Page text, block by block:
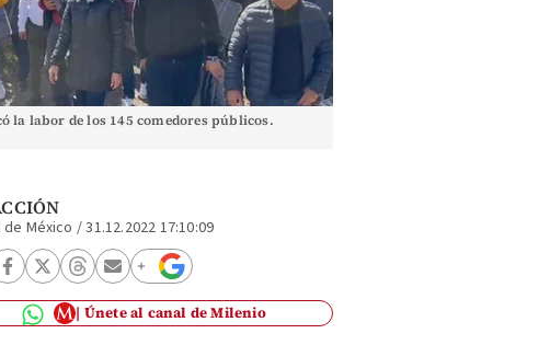
la labor de los 145 comedores públicos.
de México /31.12.2022 17:10:09
Únete al canal de Milenio